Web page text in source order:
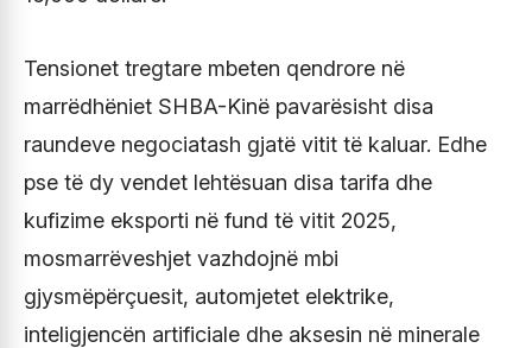
Tensionet tregtare mbeten qendrore në
marrëdhëniet SHBA-Kinë pavarësisht disa
raundeve negociatash gjatë vitit të kaluar. Edhe
pse të dy vendet lehtësuan disa tarifa dhe
kufizime eksporti në fund të vitit 2025,
mosmarrëveshjet vazhdojnë mbi
gjysmëpërçuesit, automjetet elektrike,
inteligjencën artificiale dhe aksesin në minerale